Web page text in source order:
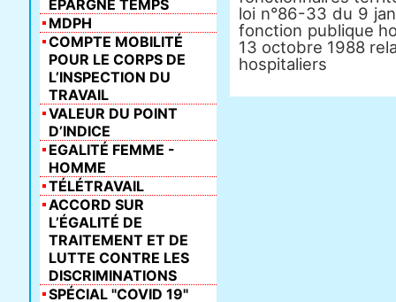
loi n°86-33 du 9
fonction publique
13 octobre 1988
hospitaliers
ÉPARGNE TEMPS
MDPH
COMPTE MOBILITÉ
POUR LE CORPS DE
L’INSPECTION DU
TRAVAIL
VALEUR DU POINT
D’INDICE
EGALITÉ FEMME -
HOMME
TÉLÉTRAVAIL
ACCORD SUR
L’ÉGALITÉ DE
TRAITEMENT ET DE
LUTTE CONTRE LES
DISCRIMINATIONS
SPÉCIAL "COVID 19"